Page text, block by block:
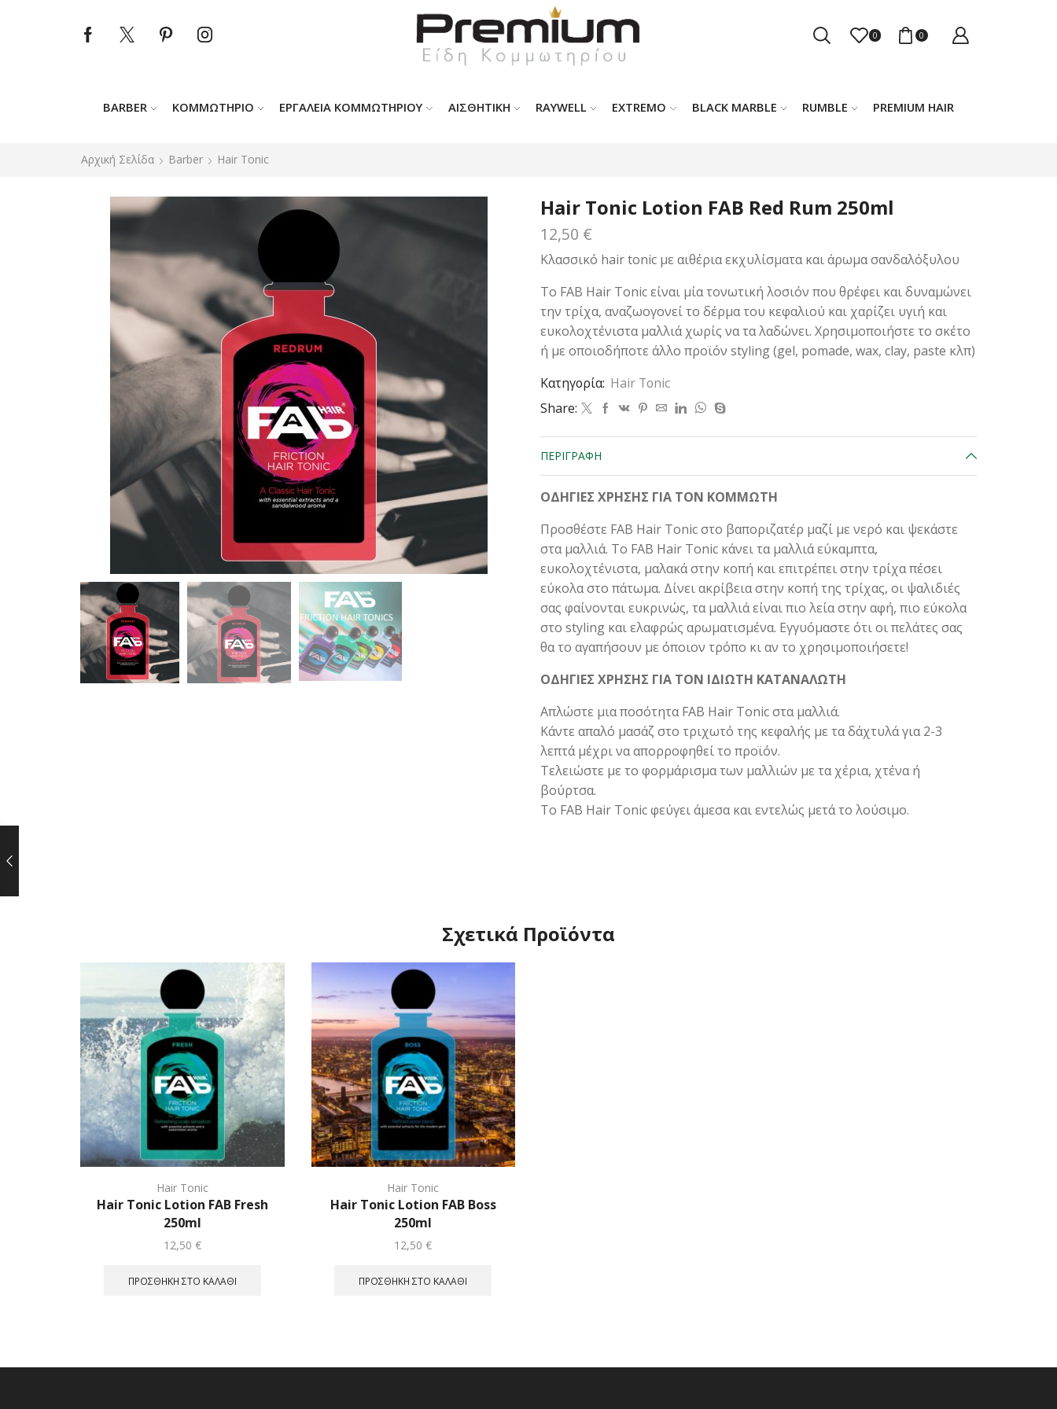
0 0
BARBER ΚΟΜΜΩΤΉΡΙΟ ΕΡΓΑΛΕΊΑ ΚΟΜΜΩΤΗΡΊΟΥ ΑΙΣΘΗΤΙΚΗ RAYWELL EXTREMO BLACK MARBLE RUMBLE PREMIUM HAIR
Αρχική Σελίδα Barber Hair Tonic
Hair Tonic Lotion FAB Red Rum 250ml
12,50 €
Κλασσικό hair tonic με αιθέρια εκχυλίσματα και άρωμα σανδαλόξυλου
Το FAB Hair Tonic είναι μία τονωτική λοσιόν που θρέφει και δυναμώνει
την τρίχα, αναζωογονεί το δέρμα του κεφαλιού και χαρίζει υγιή και
ευκολοχτένιστα μαλλιά χωρίς να τα λαδώνει. Χρησιμοποιήστε το σκέτο
ή με οποιοδήποτε άλλο προϊόν styling (gel, pomade, wax, clay, paste κλπ)
Κατηγορία: Hair Tonic
Share:
ΠΕΡΙΓΡΑΦΉ
ΟΔΗΓΙΕΣ ΧΡΗΣΗΣ ΓΙΑ ΤΟΝ ΚΟΜΜΩΤΗ
Προσθέστε FAB Hair Tonic στο βαποριζατέρ μαζί με νερό και ψεκάστε
στα μαλλιά. Το FAB Hair Tonic κάνει τα μαλλιά εύκαμπτα,
ευκολοχτένιστα, μαλακά στην κοπή και επιτρέπει στην τρίχα πέσει
εύκολα στο πάτωμα. Δίνει ακρίβεια στην κοπή της τρίχας, οι ψαλιδιές
σας φαίνονται ευκρινώς, τα μαλλιά είναι πιο λεία στην αφή, πιο εύκολα
στο styling και ελαφρώς αρωματισμένα. Εγγυόμαστε ότι οι πελάτες σας
θα το αγαπήσουν με όποιον τρόπο κι αν το χρησιμοποιήσετε!
ΟΔΗΓΙΕΣ ΧΡΗΣΗΣ ΓΙΑ ΤΟΝ ΙΔΙΩΤΗ ΚΑΤΑΝΑΛΩΤΗ
Απλώστε μια ποσότητα FAB Hair Tonic στα μαλλιά.
Κάντε απαλό μασάζ στο τριχωτό της κεφαλής με τα δάχτυλά για 2-3
λεπτά μέχρι να απορροφηθεί το προϊόν.
Τελειώστε με το φορμάρισμα των μαλλιών με τα χέρια, χτένα ή
βούρτσα.
Το FAB Hair Tonic φεύγει άμεσα και εντελώς μετά το λούσιμο.
Σχετικά Προϊόντα
Hair Tonic
Hair Tonic Lotion FAB Fresh
250ml
12,50 €
ΠΡΟΣΘΉΚΗ ΣΤΟ ΚΑΛΆΘΙ
Hair Tonic
Hair Tonic Lotion FAB Boss
250ml
12,50€
ΠΡΟΣΘΉΚΗ ΣΤΟ ΚΑΛΆΘΙ